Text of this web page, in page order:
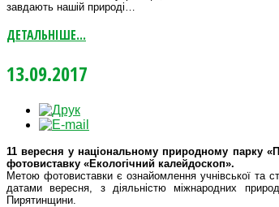
завдають нашій природі…
ДЕТАЛЬНІШЕ...
13.09.2017
11 вересня у національному природному парку
фотовиставку «Екологічний калейдоскоп».
Метою фотовиставки є ознайомлення учнівської та
датами вересня, з діяльністю міжнародних
Пирятинщини.